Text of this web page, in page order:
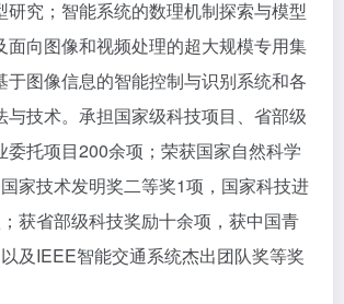
研究；智能系统的数理机制探索与模型
面向图像和视频处理的超大规模专用集
于图像信息的智能控制与识别系统和各
与技术。承担国家级科技项目、省部级
委托项目200余项；荣获国家自然科学
家技术发明奖二等奖1项，国家科技进
获省部级科技奖励十余项，获中国青
及IEEE智能交通系统杰出团队奖等奖